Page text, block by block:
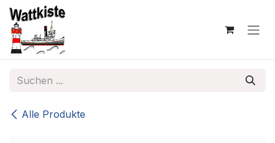
Zum Inhalt springen
Alle Produkte